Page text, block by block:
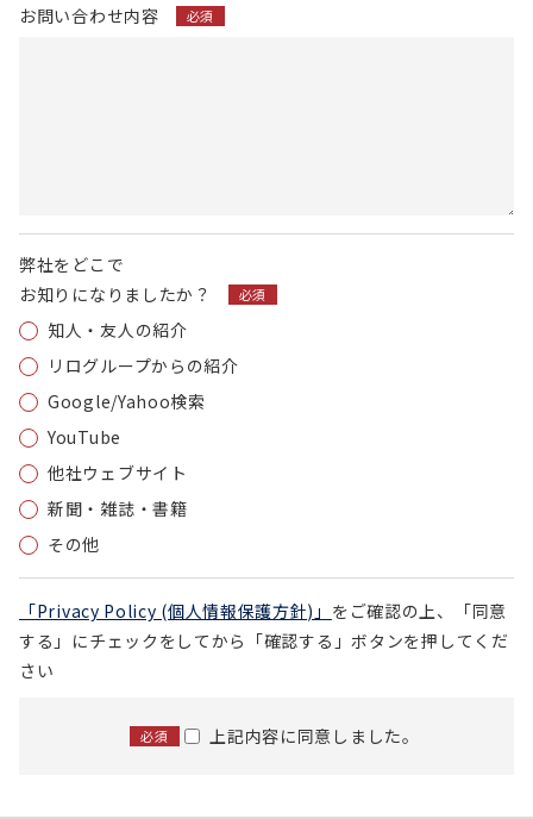
お問い合わせ内容 必須
弊社をどこで
お知りになりましたか？ 必須
知人・友人の紹介
リログループからの紹介
Google/Yahoo検索
YouTube
他社ウェブサイト
新聞・雑誌・書籍
その他
「Privacy Policy (個人情報保護方針)」 をご確認の上、
「同意
する」にチェックをしてから「確認する」ボタンを押してくだ
さい
必須 上記内容に同意しました。